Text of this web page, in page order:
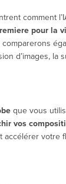
comment
pour la
comparerons
d’images, la
que vous
vos
votre